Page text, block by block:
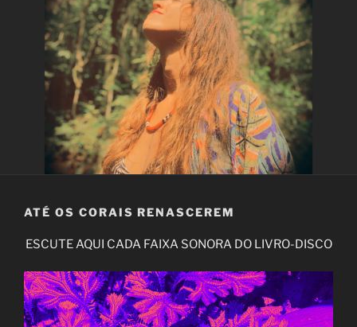
ATÉ OS CORAIS RENASCEREM
ESCUTE AQUI CADA FAIXA SONORA DO LIVRO-DISCO